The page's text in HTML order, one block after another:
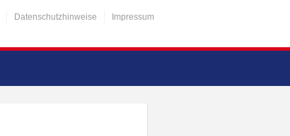
Datenschutzhinweise Impressum